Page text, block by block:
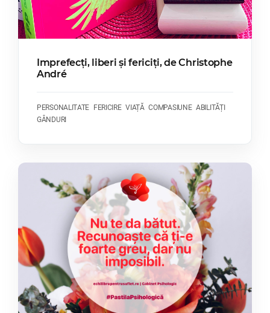
Imprefecți, liberi și fericiți, de Christophe
André
PERSONALITATE FERICIRE VIAȚĂ COMPASIUNE ABILITĂȚI
GÂNDURI